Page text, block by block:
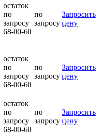
остаток
по
запросу
68-00-60
по
запросу
Запросить
цену
остаток
по
запросу
68-00-60
по
запросу
Запросить
цену
остаток
по
запросу
68-00-60
по
запросу
Запросить
цену